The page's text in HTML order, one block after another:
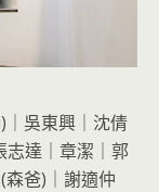
吳東興｜沈倩
志達｜章潔｜郭
爸)｜謝適仲